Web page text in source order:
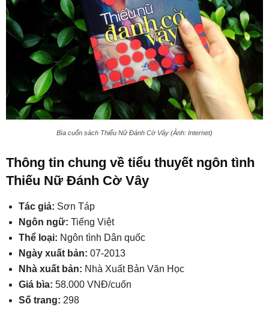
Bìa cuốn sách Thiếu Nữ Đánh Cờ Vây (Ảnh: Internet)
Thông tin chung về tiểu thuyết ngôn tình
Thiếu Nữ Đánh Cờ Vây
Tác giả: Sơn Táp
Ngôn ngữ: Tiếng Việt
Thể loại: Ngôn tình Dân quốc
Ngày xuất bản: 07-2013
Nhà xuất bản: Nhà Xuất Bản Văn Học
Giá bìa: 58.000 VNĐ/cuốn
Số trang: 298